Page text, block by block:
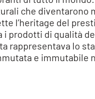
che
l’heritage del
prodotti di qualità
rappresentava lo
e immutabile